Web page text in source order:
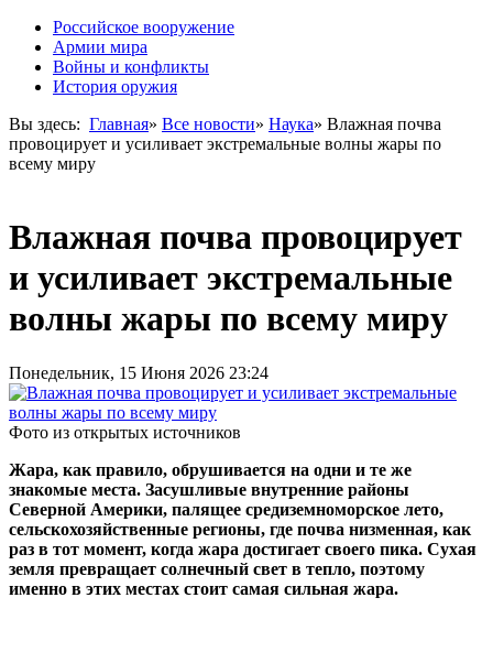
Российское вооружение
Армии мира
Войны и конфликты
История оружия
Вы здесь: Главная» Все новости» Наука» Влажная почва
провоцирует и усиливает экстремальные волны жары по
всему миру
Влажная почва провоцирует
и усиливает экстремальные
волны жары по всему миру
Понедельник, 15 Июня 2026 23:24
Фото из открытых источников
Жара, как правило, обрушивается на одни и те же
знакомые места. Засушливые внутренние районы
Северной Америки, палящее средиземноморское лето,
сельскохозяйственные регионы, где почва низменная, как
раз в тот момент, когда жара достигает своего пика. Сухая
земля превращает солнечный свет в тепло, поэтому
именно в этих местах стоит самая сильная жара.